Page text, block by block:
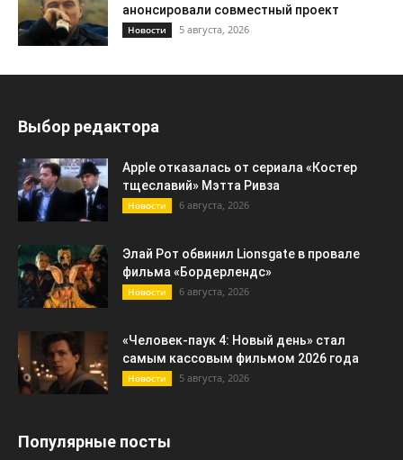
анонсировали совместный проект
Новости 5 августа, 2026
Выбор редактора
Apple отказалась от сериала «Костер
тщеславий» Мэтта Ривза
Новости 6 августа, 2026
Элай Рот обвинил Lionsgate в провале
фильма «Бордерлендс»
Новости 6 августа, 2026
«Человек-паук 4: Новый день» стал
самым кассовым фильмом 2026 года
Новости 5 августа, 2026
Популярные посты